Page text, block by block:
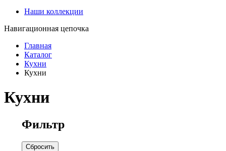
Наши коллекции
Навигационная цепочка
Главная
Каталог
Кухни
Кухни
Кухни
Фильтр
Сбросить